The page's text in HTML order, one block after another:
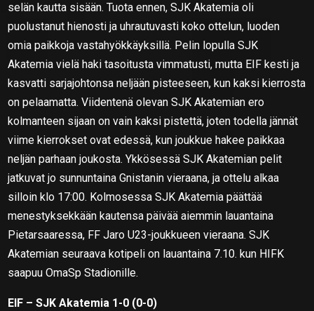
selän kautta sisään. Tuota ennen, SJK Akatemia oli
puolustanut hienosti ja uhrautuvasti koko ottelun, luoden
omia paikkoja vastahyökkäyksillä. Pelin lopulla SJK
Akatemia vielä haki tasoitusta vimmatusti, mutta EIF kesti ja
kasvatti sarjajohtonsa neljään pisteeseen, kun kaksi kierrosta
on pelaamatta. Viidentenä olevan SJK Akatemian ero
kolmanteen sijaan on vain kaksi pistettä, joten todella jännät
viime kierrokset ovat edessä, kun joukkue hakee paikkaa
neljän parhaan joukosta. Ykkösessä SJK Akatemian pelit
jatkuvat jo sunnuntaina Gnistanin vieraana, ja ottelu alkaa
silloin klo 17:00. Kolmosessa SJK Akatemia päättää
menestyksekkään kautensa päivää aiemmin lauantaina
Pietarsaaressa, FF Jaro U23-joukkueen vieraana. SJK
Akatemian seuraava kotipeli on lauantaina 7.10. kun HIFK
saapuu OmaSp Stadionille.
EIF – SJK Akatemia 1-0 (0-0)